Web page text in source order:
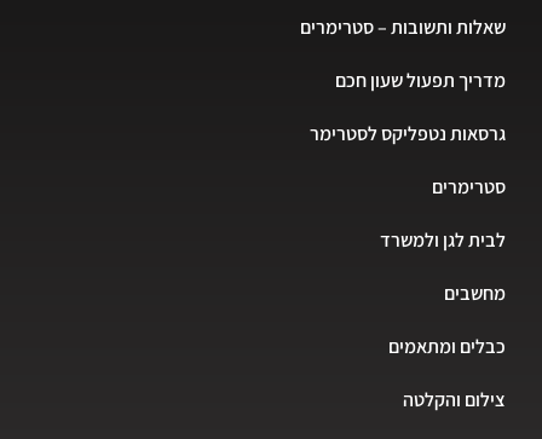
שאלות ותשובות – סטרימרים
מדריך תפעול שעון חכם
גרסאות נטפליקס לסטרימר
סטרימרים
לבית לגן ולמשרד
מחשבים
כבלים ומתאמים
צילום והקלטה